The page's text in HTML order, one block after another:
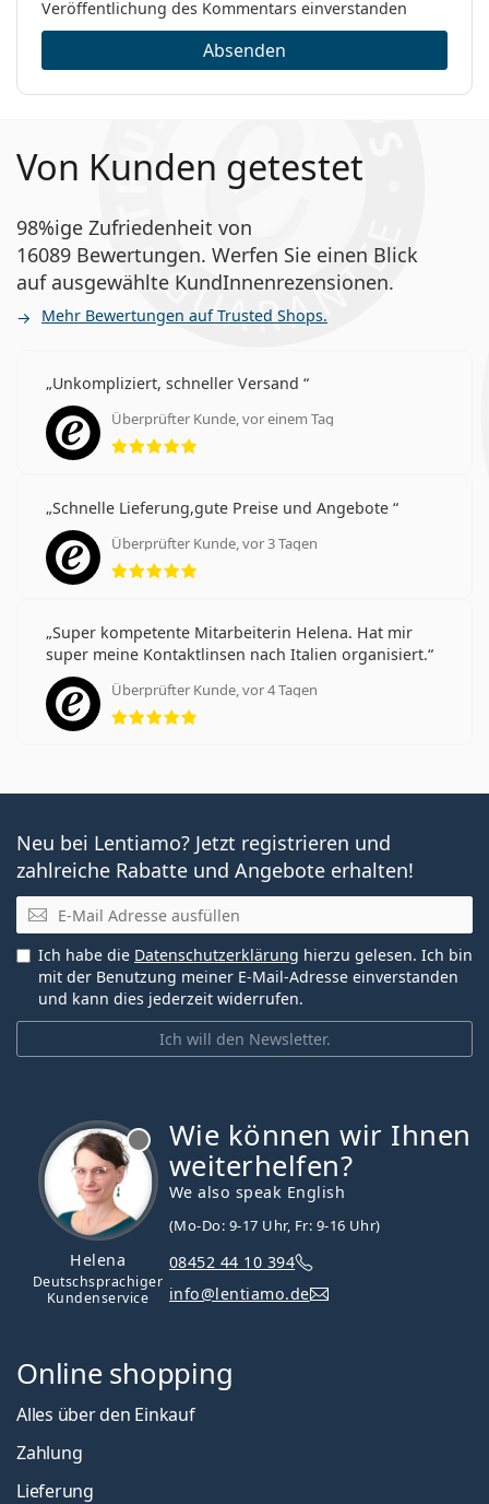
Veröffentlichung des Kommentars einverstanden
Absenden
Von Kunden getestet
98%ige Zufriedenheit von
16089 Bewertungen. Werfen Sie einen Blick
auf ausgewählte KundInnenrezensionen.
Mehr Bewertungen auf Trusted Shops.
Unkompliziert, schneller Versand
Überprüfter Kunde, vor einem Tag
Bewertung 5 aus 5
Schnelle Lieferung,gute Preise und Angebote
Überprüfter Kunde, vor 3 Tagen
Bewertung 5 aus 5
Super kompetente Mitarbeiterin Helena. Hat mir
super meine Kontaktlinsen nach Italien organisiert.
Überprüfter Kunde, vor 4 Tagen
Bewertung 5 aus 5
Neu bei Lentiamo? Jetzt registrieren und
zahlreiche Rabatte und Angebote erhalten!
E-Mail
Ich will den Newsletter.
Ich habe die Datenschutzerklärung hierzu gelesen. Ich bin
mit der Benutzung meiner E-Mail-Adresse einverstanden
und kann dies jederzeit widerrufen.
Helena
Deutschsprachiger
Kundenservice
Wie können wir Ihnen
weiterhelfen?
We also speak English
(Mo-Do: 9-17 Uhr, Fr: 9-16 Uhr)
08452 44 10 394
info@lentiamo.de
Online shopping
Alles über den Einkauf
Zahlung
Lieferung